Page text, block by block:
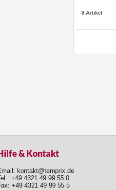
8 Artikel
& Kontakt
kontakt@temprix.de
+49 4321 49 99 55 0
+49 4321 49 99 55 5